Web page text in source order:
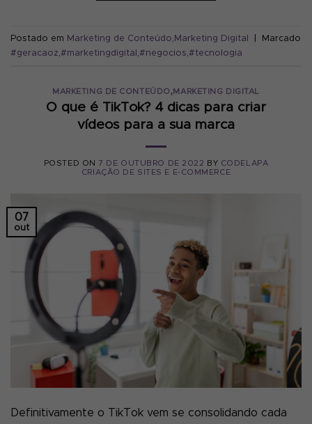
Postado em Marketing de Conteúdo Marketing Digital
Marcado
#geracaoz #marketingdigital #negocios #tecnologia
MARKETING DE CONTEÚDO ,MARKETING DIGITAL
O que é TikTok? 4 dicas para criar
vídeos para a sua marca
POSTED ON 7 DE OUTUBRO DE 2022 BY CODELAPA
CRIAÇÃO DE SITES E E-COMMERCE
07
out
Definitivamente o TikTok vem se consolidando cada